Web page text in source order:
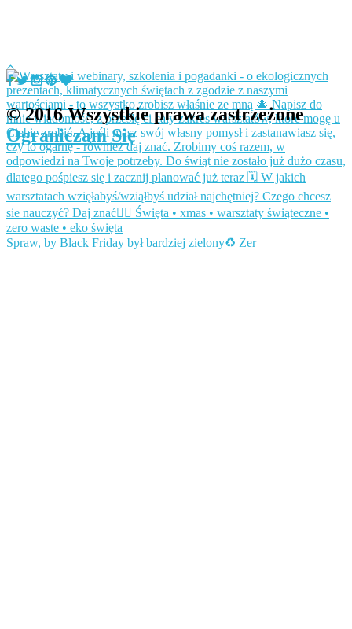
Spraw, by Black Friday był bardziej zielony♻️ Zer
© 2016 Wszystkie prawa zastrzeżone
Ograniczam Się